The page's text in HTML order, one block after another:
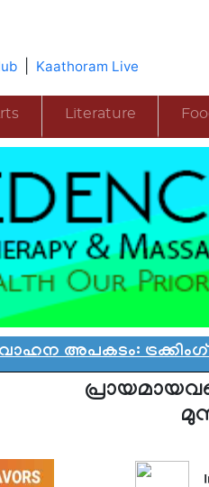
Kaathoram Live
Literature
ട്രക്കിംഗ്